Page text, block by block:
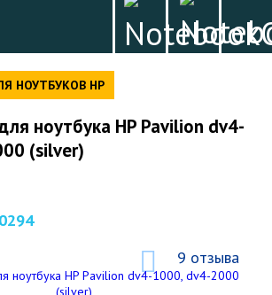
НОУТБУКОВ HP
ноутбука HP Pavilion dv4-
(silver)
9 отзыва